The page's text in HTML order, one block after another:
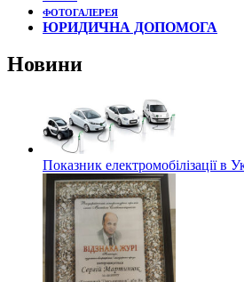
ФОТОГАЛЕРЕЯ
ЮРИДИЧНА ДОПОМОГА
Новини
Показник електромобілізації в